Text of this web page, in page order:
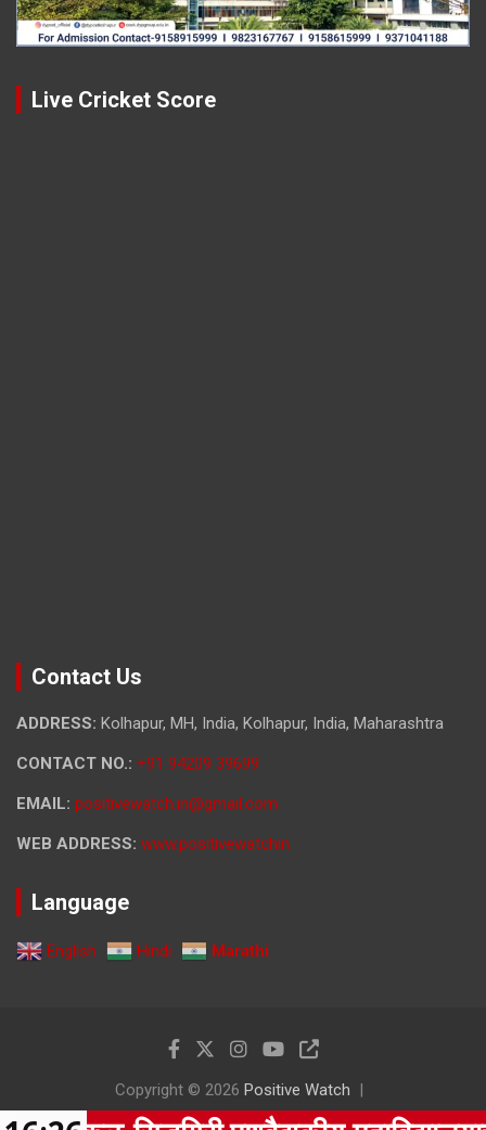
Live Cricket Score
Contact Us
ADDRESS: Kolhapur, MH, India, Kolhapur, India, Maharashtra
CONTACT NO.: +91 94209 39699
EMAIL: positivewatch.in@gmail.com
WEB ADDRESS: www.positivewatchin
Language
English Hindi Marathi
Copyright © 2026 Positive Watch
Theme by:
Theme Horse Proudly Powered by: WordPress